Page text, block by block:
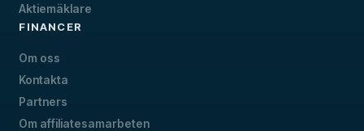
Aktiemäklare
FINANCER
Om oss
Kontakta
Partners
Om affiliatesamarbeten